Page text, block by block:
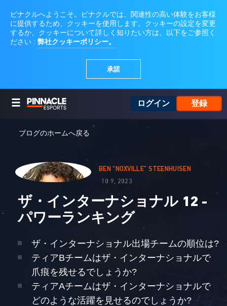
ログイン 登録
ブログのホームへ戻る
BEN “NOXVILLE” STEENHUISEN
10 9, 2023
ザ・インターナショナル 12 -
パワーランキング
ザ・インターナショナル出場チームの順位は?
ティアBチームはザ・インターナショナルで
爪痕を残せるでしょうか?
ティアAチームはザ・インターナショナルで
どのような活躍を見せるのでしょうか?